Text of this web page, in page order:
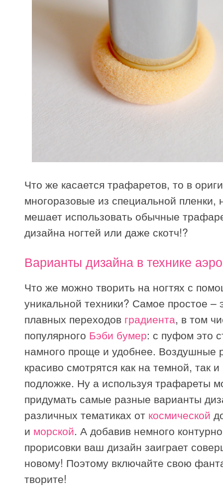
Что же касается трафаретов, то в
многоразовые из специальной пленки,
мешает использовать обычные
дизайна ногтей или даже скотч!?
Варианты дизайна в технике
Что же можно творить на ногтях с
уникальной техники? Самое простое –
плавных переходов градиента, в том
популярного Бэби бумер: с пуфом это
намного проще и удобнее. Воздушные
красиво смотрятся как на темной, так
подложке. Ну а используя трафареты
придумать самые разные варианты
различных тематиках от космической
и морской. А добавив немного
прорисовки ваш дизайн заиграет
новому! Поэтому включайте свою
творите!